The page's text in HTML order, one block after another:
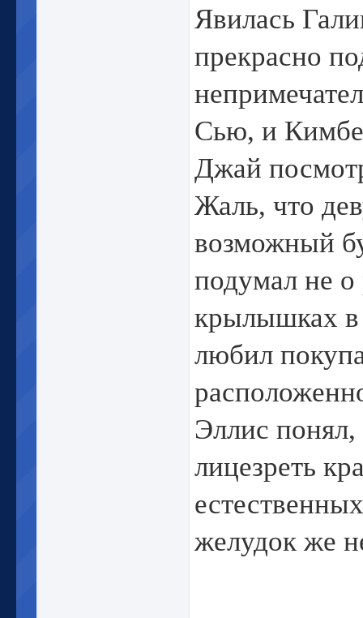
Явилась
прекрасно
Сью, и
Джай
Жаль, что
возможный
подумал не
крылышках в
любил
Эллис понял,
лицезреть
желудок же